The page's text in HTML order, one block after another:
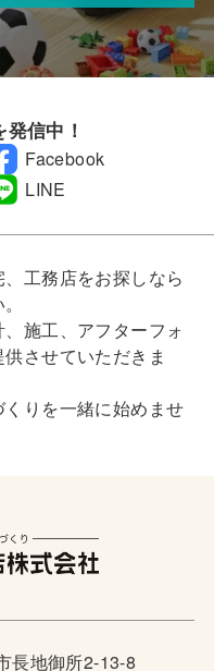
信中！
Facebook
LINE
工務店をお探しなら
施工、アフターフォ
させていただきま
りを一緒に始めませ
長地御所2-13-8